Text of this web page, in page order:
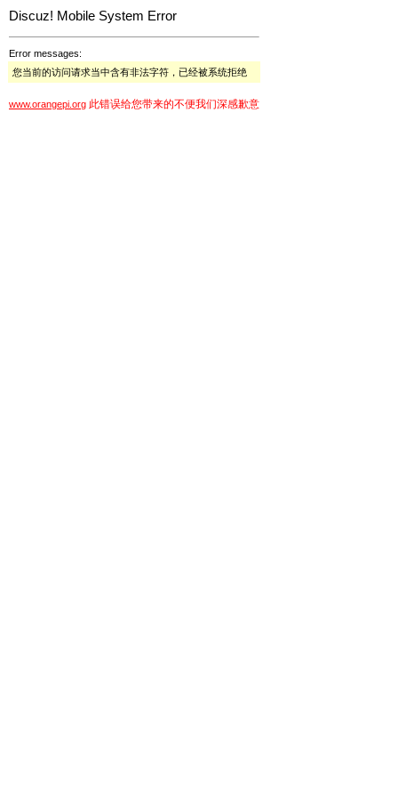
Discuz! Mobile System Error
Error messages:
您当前的访问请求当中含有非法字符，已经被系统拒绝
www.orangepi.org 此错误给您带来的不便我们深感歉意